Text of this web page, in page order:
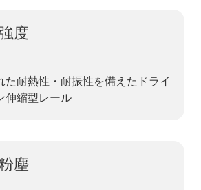
度
た耐熱性・耐振性を備えたドライ
伸縮型レール
塵